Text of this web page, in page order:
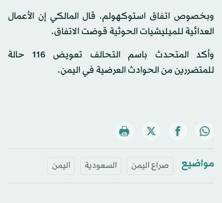
وبخصوص اتفاق استوكهولم، قال المالكي إن الأعمال
العدائية للميليشيات الحوثية قوضت الاتفاق.
وأكد المتحدث باسم التحالف تعويض 116 حالة
للمتضررين من الحوادث العرضية في اليمن.
مواضيع صراع اليمن السعودية اليمن